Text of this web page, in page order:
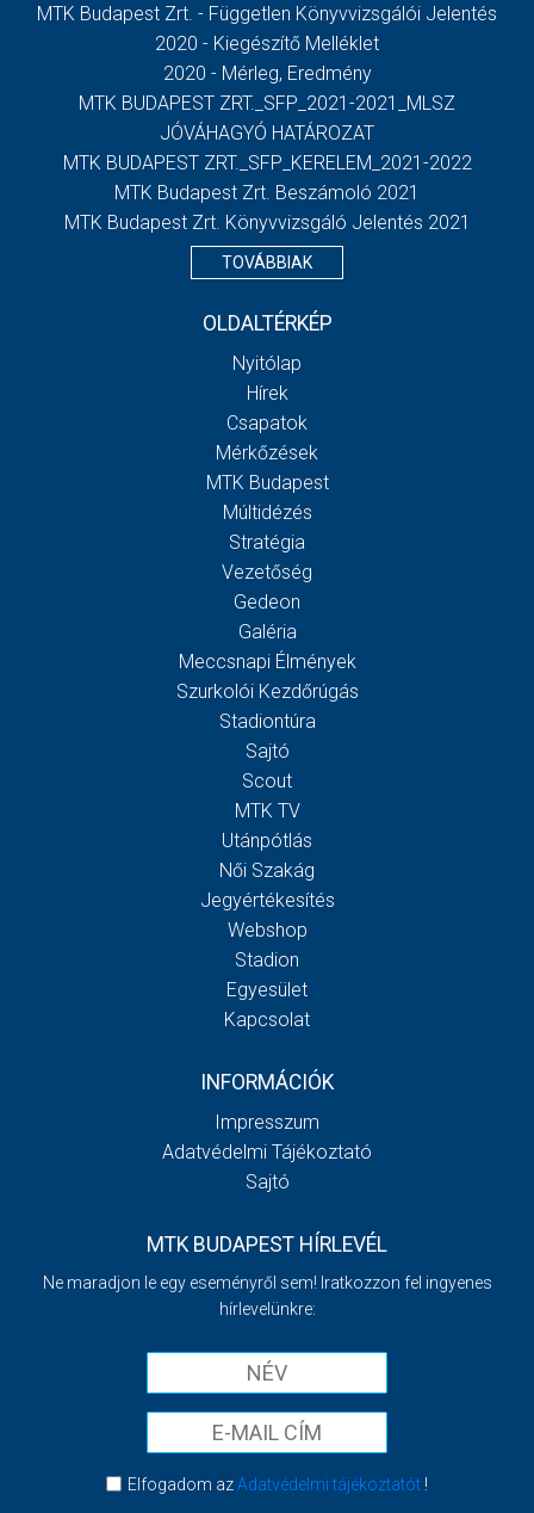
MTK Budapest Zrt. - Független Könyvvizsgálói Jelentés
2020 - Kiegészítő Melléklet
2020 - Mérleg, Eredmény
MTK BUDAPEST ZRT._SFP_2021-2021_MLSZ
JÓVÁHAGYÓ HATÁROZAT
MTK BUDAPEST ZRT._SFP_KERELEM_2021-2022
MTK Budapest Zrt. Beszámoló 2021
MTK Budapest Zrt. Könyvvizsgáló Jelentés 2021
TOVÁBBIAK
OLDALTÉRKÉP
Nyitólap
Hírek
Csapatok
Mérkőzések
MTK Budapest
Múltidézés
Stratégia
Vezetőség
Gedeon
Galéria
Meccsnapi Élmények
Szurkolói Kezdőrúgás
Stadiontúra
Sajtó
Scout
MTK TV
Utánpótlás
Női Szakág
Jegyértékesítés
Webshop
Stadion
Egyesület
Kapcsolat
INFORMÁCIÓK
Impresszum
Adatvédelmi Tájékoztató
Sajtó
MTK BUDAPEST HÍRLEVÉL
Ne maradjon le egy eseményről sem! Iratkozzon fel ingyenes
hírlevelünkre:
Elfogadom azAdatvédelmi tájékoztatót!